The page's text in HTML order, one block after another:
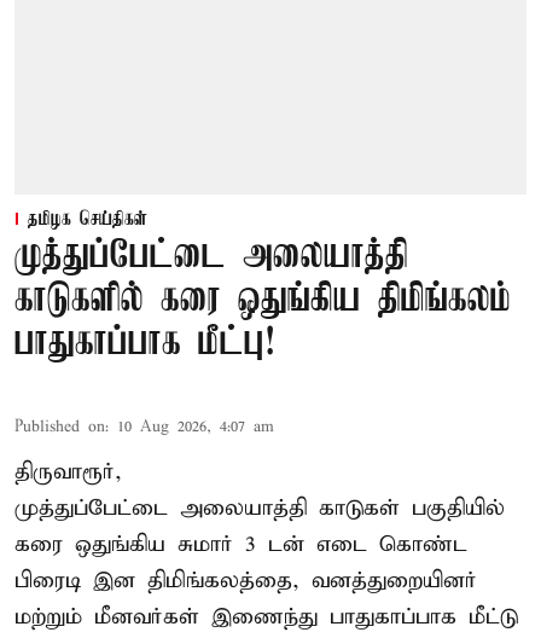
தமிழக செய்திகள்
முத்துப்பேட்டை அலையாத்தி
காடுகளில் கரை ஒதுங்கிய திமிங்கலம்
பாதுகாப்பாக மீட்பு!
Published on: 10 Aug 2026, 4:07 am
திருவாரூர்,
முத்துப்பேட்டை அலையாத்தி காடுகள் பகுதியில்
கரை ஒதுங்கிய சுமார் 3 டன் எடை கொண்ட
பிரைடி இன திமிங்கலத்தை, வனத்துறையினர்
மற்றும் மீனவர்கள் இணைந்து பாதுகாப்பாக மீட்டு